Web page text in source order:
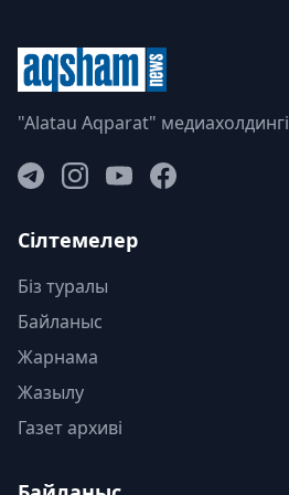
"Alatau Aqparat" медиахолдингі
Сілтемелер
Біз туралы
Байланыс
Жарнама
Жазылу
Газет архиві